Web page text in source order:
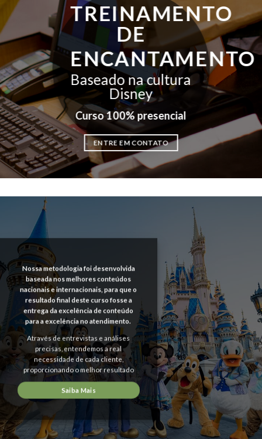
TREINAMENTO
DE
ENCANTAMENTO
Baseado na cultura
Disney
Curso 100% presencial
ENTRE EM CONTATO
Nossa metodologia foi desenvolvida
baseada nos melhores conteúdos
nacionais e internacionais, para que o
resultado final deste curso fosse a
entrega da excelência de conteúdo
para a excelência no atendimento.
Através de entrevistas e análises
precisas, entendemos a real
necessidade de cada cliente,
proporcionando o melhor resultado
Saiba Mais